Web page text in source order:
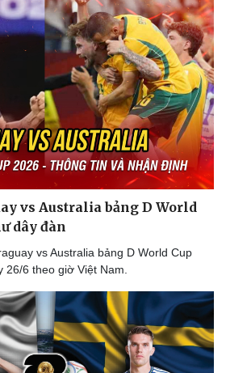
Công nghệ
Sành điệu
Tin Công nghệ
Trải nghiệm
Chuyển đổi số
vs Australia bảng D World
dây đàn
vs Australia bảng D World Cup
26/6 theo giờ Việt Nam.